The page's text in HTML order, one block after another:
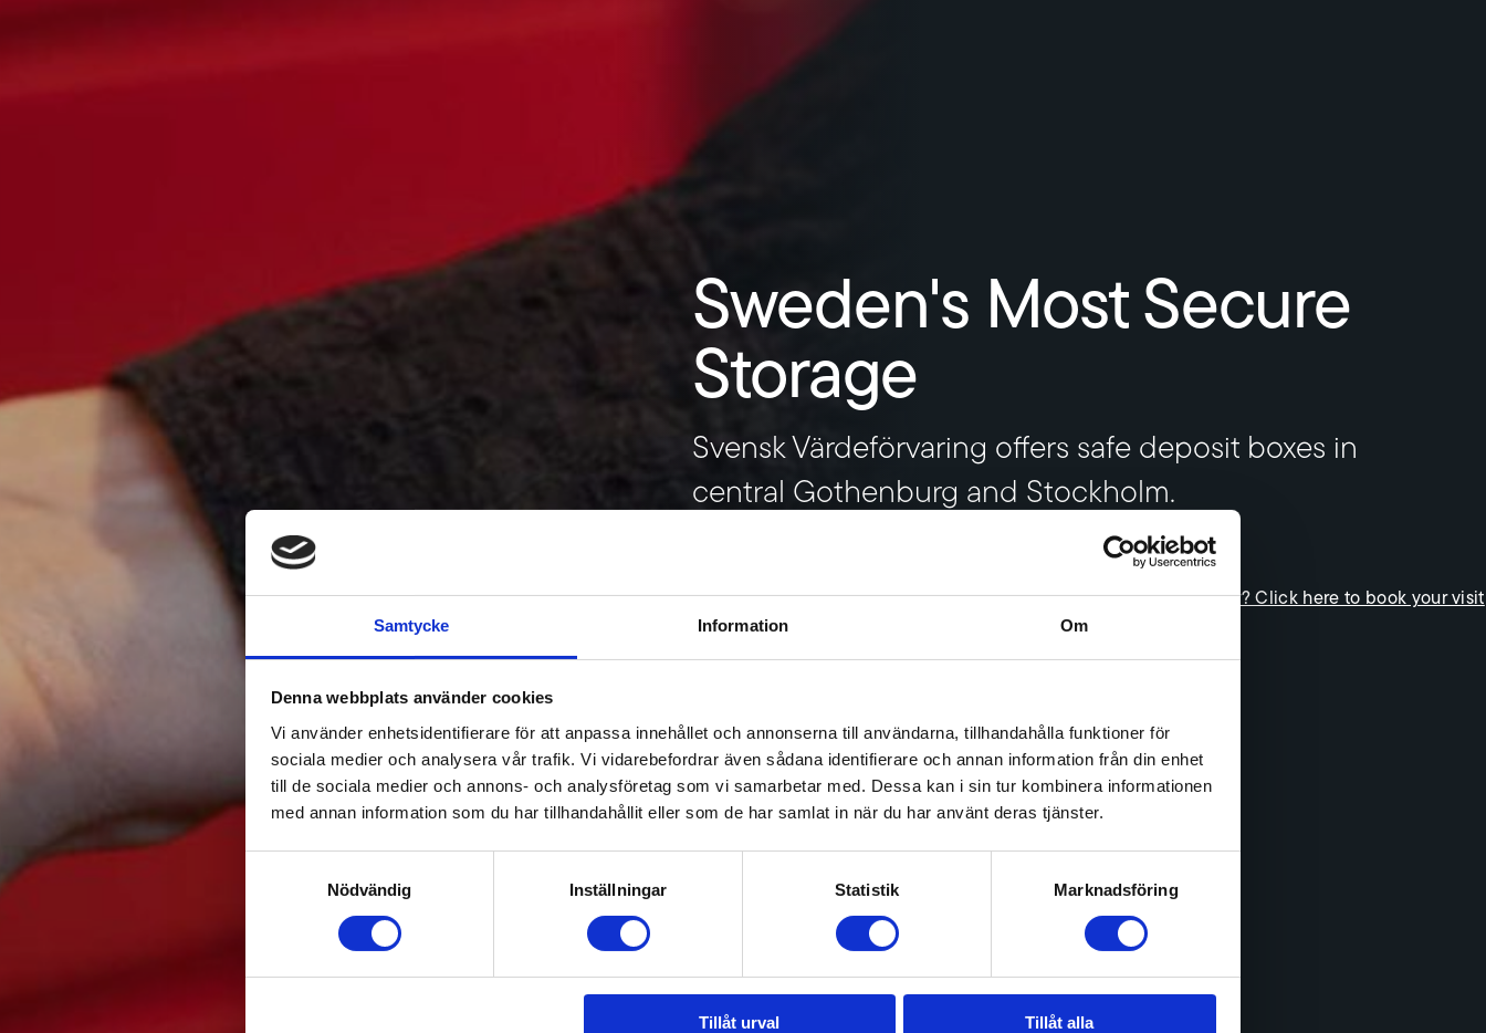
Samtycke Information Om
Denna webbplats använder cookies
Vi använder enhetsidentifierare för att anpassa innehållet och annonserna till användarna, tillhandahålla funktioner för
sociala medier och analysera vår trafik. Vi vidarebefordrar även sådana identifierare och annan information från din enhet
till de sociala medier och annons- och analysföretag som vi samarbetar med. Dessa kan i sin tur kombinera informationen
med annan information som du har tillhandahållit eller som de har samlat in när du har använt deras tjänster.
Nödvändig
Inställningar Statistik Marknadsföring
Tillåt urval Tillåt alla
Sweden's Most Secure
Storage
Svensk Värdeförvaring offers safe deposit boxes in
central Gothenburg and Stockholm.
RENT A SAFE DEPOSIT BOX Already a customer? Click here to book your visit